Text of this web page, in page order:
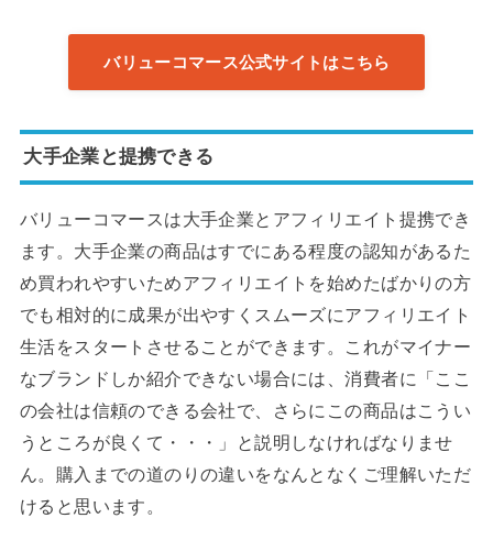
バリューコマース公式サイトはこちら
大手企業と提携できる
バリューコマースは大手企業とアフィリエイト提携でき
ます。大手企業の商品はすでにある程度の認知があるた
め買われやすいためアフィリエイトを始めたばかりの方
でも相対的に成果が出やすくスムーズにアフィリエイト
生活をスタートさせることができます。これがマイナー
なブランドしか紹介できない場合には、消費者に「ここ
の会社は信頼のできる会社で、さらにこの商品はこうい
うところが良くて・・・」と説明しなければなりませ
ん。購入までの道のりの違いをなんとなくご理解いただ
けると思います。